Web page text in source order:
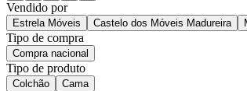
Vendido por
Estrela Móveis Castelo dos Móveis Madureira
Tipo de compra
Compra nacional
Tipo de produto
Colchão Cama